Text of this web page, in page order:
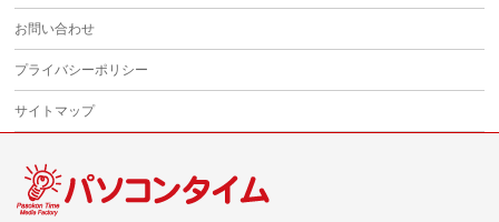
お問い合わせ
プライバシーポリシー
サイトマップ